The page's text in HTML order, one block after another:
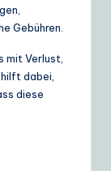
Gebühren.
mit Verlust,
dabei,
diese